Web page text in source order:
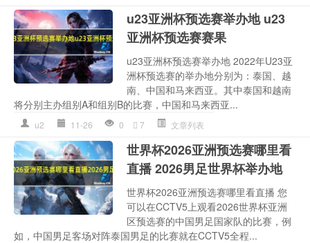
u23亚洲杯预选赛举办地 u23
亚洲杯预选赛赛果
u23亚洲杯预选赛举办地 2022年U23亚
洲杯预选赛的举办地分别为：泰国、越
南、中国和马来西亚。其中泰国和越南
将分别主办组别A和组别B的比赛，中国和马来西亚...
u2 11-26 0 7 文章列表
世界杯2026亚洲预选赛哪里看
直播 2026男足世界杯举办地
世界杯2026亚洲预选赛哪里看直播 您
可以在CCTV5上观看2026世界杯亚洲
区预选赛的中国男足国家队的比赛，例
如，中国男足客场对阵泰国男足的比赛就在CCTV5全程...